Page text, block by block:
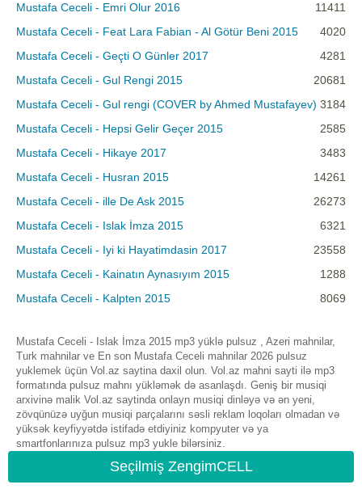
Mustafa Ceceli - Emri Olur 2016
11411
Mustafa Ceceli - Feat Lara Fabian - Al Götür Beni 2015
4020
Mustafa Ceceli - Geçti O Günler 2017
4281
Mustafa Ceceli - Gul Rengi 2015
20681
Mustafa Ceceli - Gul rengi (COVER by Ahmed Mustafayev) 3184
Mustafa Ceceli - Hepsi Gelir Geçer 2015
2585
Mustafa Ceceli - Hikaye 2017
3483
Mustafa Ceceli - Husran 2015
14261
Mustafa Ceceli - ille De Ask 2015
26273
Mustafa Ceceli - Islak İmza 2015
6321
Mustafa Ceceli - Iyi ki Hayatimdasin 2017
23558
Mustafa Ceceli - Kainatın Aynasıyım 2015
1288
Mustafa Ceceli - Kalpten 2015
8069
Mustafa Ceceli - Islak İmza 2015 mp3 yüklə pulsuz , Azeri mahnilar,
Turk mahnilar ve En son Mustafa Ceceli mahnilar 2026 pulsuz
yuklemek üçün Vol.az saytina daxil olun. Vol.az mahni sayti ilə mp3
formatında pulsuz mahnı yükləmək də asanlaşdı. Geniş bir musiqi
arxivinə malik Vol.az saytinda onlayn musiqi dinləyə və ən yeni,
zövqünüzə uyğun musiqi parçalarını səsli reklam loqoları olmadan və
yüksək keyfiyyətdə istifadə etdiyiniz kompyuter və ya
smartfonlarınıza pulsuz mp3 yukle bilərsiniz.
Seçilmiş ZengimCELL